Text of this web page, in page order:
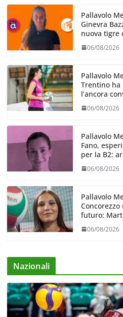
Pallavolo
Ginevra
nuova tigre
entusiasmo
06/08/2026
Pallavolo
Trentino ha
l’ancora
Alexandra
06/08/2026
Pallavolo
Fano,
per la B2:
Alessia
06/08/2026
Pallavolo
futuro:
il primo
06/08/2026
Nazionali